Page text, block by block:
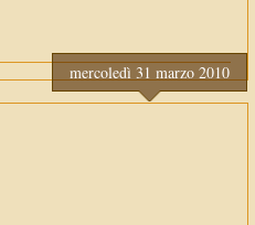
mercoledì 31 marzo 2010